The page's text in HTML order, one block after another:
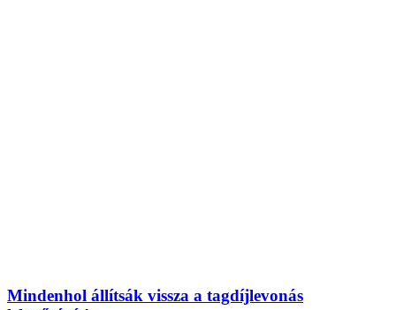
Mindenhol állítsák vissza a tagdíjlevonás